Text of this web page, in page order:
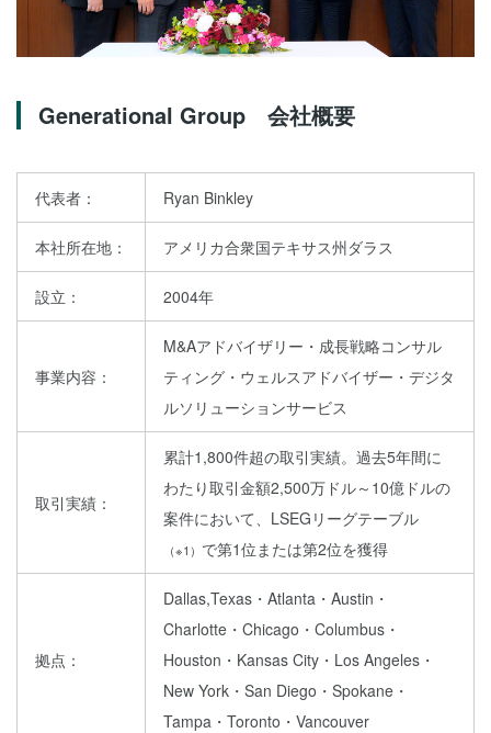
Generational Group 会社概要
代表者： Ryan Binkley
本社所在地： アメリカ合衆国テキサス州ダラス
設立： 2004年
事業内容：
M&Aアドバイザリー・成長戦略コンサル
ティング・ウェルスアドバイザー・デジタ
ルソリューションサービス
取引実績：
累計1,800件超の取引実績。過去5年間に
わたり取引金額2,500万ドル～10億ドルの
案件において、LSEGリーグテーブル
（※1） で第1位または第2位を獲得
拠点：
Dallas,Texas・Atlanta・Austin・
Charlotte・Chicago・Columbus・
Houston・Kansas City・Los Angeles・
New York・San Diego・Spokane・
Tampa・Toronto・Vancouver